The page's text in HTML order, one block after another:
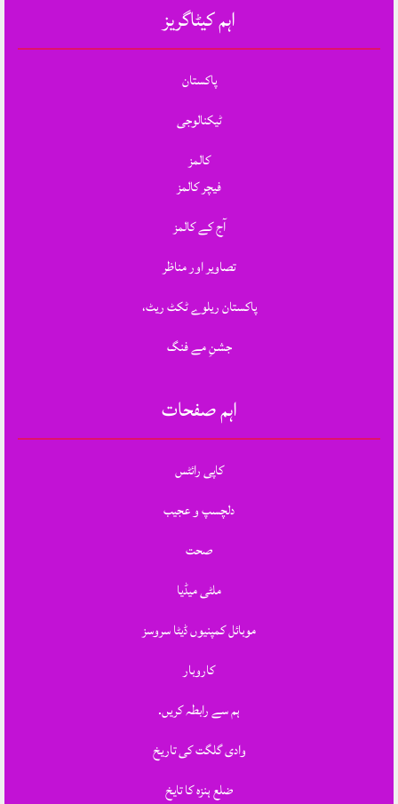
اہم کیٹاگریز
پاکستان
ٹیکنالوجی
کالمز
فیچر کالمز
آج کے کالمز
تصاویر اور مناظر
پاکستان ریلوے ٹکٹ ریٹ،
جشنِ مے فنگ
اہم صفحات
کاپی رائٹس
دلچسپ و عجیب
صحت
ملٹی میڈیا
موبائل کمپنیوں ڈیٹا سروسز
کاروبار
ہم سے رابطہ کریں.
وادی گلگت کی تاریخ
ضلع ہنزہ کا تایخ